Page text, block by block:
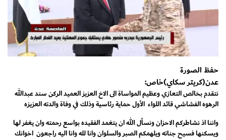
حفظ الصورة
عدن(كريتر سكاي)خاص:
نتقدم بخالص التعازي وعظيم المواساة الى الاخ العزيز العميد الركن سند عبدالله
الرهوه الفشاشي قائد اللواء الأول حماية رئاسية وذلك في وفاة والدته العزيزه
واننا اذ نشاطركم الاحزان ونسأل الله ان يتغمد الفقيده بواسع رحمته وان يغفر لها
ويسكنها فسيح جناته ويلهمكم الصبر والسلوان وانا لله وانا اليه راجعون اخوانك